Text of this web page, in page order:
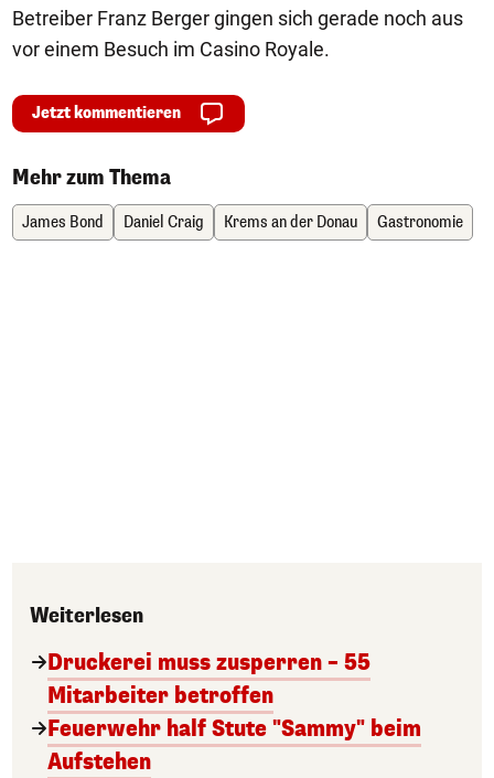
Betreiber Franz Berger gingen sich gerade noch aus
vor einem Besuch im Casino Royale.
Jetzt kommentieren
Mehr zum Thema
James Bond Daniel Craig Krems an der Donau Gastronomie
Weiterlesen
Druckerei muss zusperren – 55
Mitarbeiter betroffen
Feuerwehr half Stute "Sammy" beim
Aufstehen